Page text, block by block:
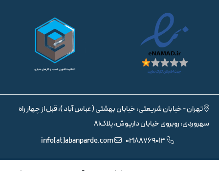
تهران - خیابان شریعتی، خیابان بهشتی ( عباس آباد )، قبل از چهار راه
سهروردی، روبروی خیابان داریوش، پلاک81
02188769013
info[at]abanparde.com